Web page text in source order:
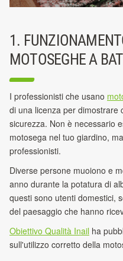
1.
MOTOSEGHE A
I professionisti che usano
di una licenza per dimostrare
sicurezza. Non è necessario
motosega nel tuo giardino,
professionisti.
Diverse persone muoiono e
anno durante la potatura di
questi sono utenti domestici,
del paesaggio che hanno
Obiettivo Qualità Inail ha
sull'utilizzo corretto della